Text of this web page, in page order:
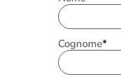
Cognome*